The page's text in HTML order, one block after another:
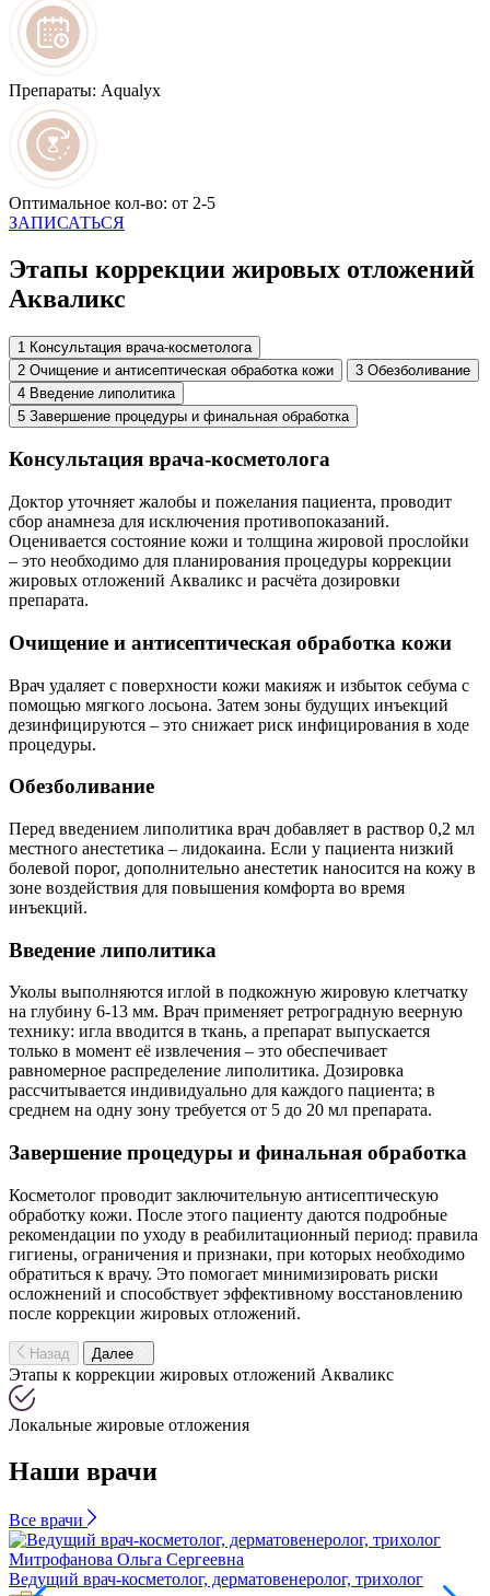
Препараты: Aqualyx
Оптимальное кол-во: от 2-5
ЗАПИСАТЬСЯ
Этапы коррекции жировых отложений
Акваликс
1 Консультация врача‑косметолога
2 Очищение и антисептическая обработка кожи 3 Обезболивание
4 Введение липолитика
5 Завершение процедуры и финальная обработка
Консультация врача‑косметолога
Доктор уточняет жалобы и пожелания пациента, проводит
сбор анамнеза для исключения противопоказаний.
Оценивается состояние кожи и толщина жировой прослойки
– это необходимо для планирования процедуры коррекции
жировых отложений Акваликс и расчёта дозировки
препарата.
Очищение и антисептическая обработка кожи
Врач удаляет с поверхности кожи макияж и избыток себума с
помощью мягкого лосьона. Затем зоны будущих инъекций
дезинфицируются – это снижает риск инфицирования в ходе
процедуры.
Обезболивание
Перед введением липолитика врач добавляет в раствор 0,2 мл
местного анестетика – лидокаина. Если у пациента низкий
болевой порог, дополнительно анестетик наносится на кожу в
зоне воздействия для повышения комфорта во время
инъекций.
Введение липолитика
Уколы выполняются иглой в подкожную жировую клетчатку
на глубину 6-13 мм. Врач применяет ретроградную веерную
технику: игла вводится в ткань, а препарат выпускается
только в момент её извлечения – это обеспечивает
равномерное распределение липолитика. Дозировка
рассчитывается индивидуально для каждого пациента; в
среднем на одну зону требуется от 5 до 20 мл препарата.
Завершение процедуры и финальная обработка
Косметолог проводит заключительную антисептическую
обработку кожи. После этого пациенту даются подробные
рекомендации по уходу в реабилитационный период: правила
гигиены, ограничения и признаки, при которых необходимо
обратиться к врачу. Это помогает минимизировать риски
осложнений и способствует эффективному восстановлению
после коррекции жировых отложений.
Назад Далее
Этапы к коррекции жировых отложений Акваликс
Локальные жировые отложения
Наши врачи
Все врачи
Митрофанова Ольга Сергеевна
Ведущий врач-косметолог, дерматовенеролог, трихолог